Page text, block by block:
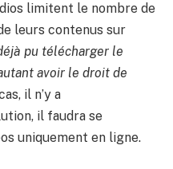
limitent le nombre de
leurs contenus sur
pu télécharger le
avoir le droit de
il n’y a
il faudra se
uniquement en ligne.